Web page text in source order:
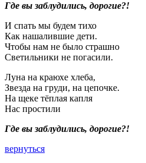
Где вы заблудились, дорогие?!
И спать мы будем тихо
Как нашалившие дети.
Чтобы нам не было страшно
Светильники не погасили.
Луна на краюхе хлеба,
Звезда на груди, на цепочке.
На щеке тёплая капля
Нас простили
Где вы заблудились, дорогие?!
вернуться